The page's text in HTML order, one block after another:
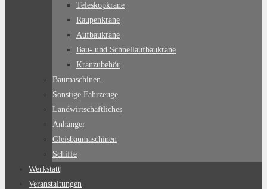
Teleskopkrane
Raupenkrane
Aufbaukrane
Bau- und Schnellaufbaukrane
Kranzubehör
Baumaschinen
Sonstige Fahrzeuge
Landwirtschaftliches
Anhänger
Gleisbaumaschinen
Schiffe
Werkstatt
Veranstaltungen